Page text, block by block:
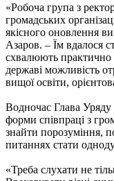
«Робоча група з
громадських
якісного оновлення
Азаров. – Їм вдалося
схвалюють практично
державі можливість
вищої освіти,
Водночас Глава Уряду
форми співпраці з
знайти порозуміння,
питаннях стати
«Треба слухати не